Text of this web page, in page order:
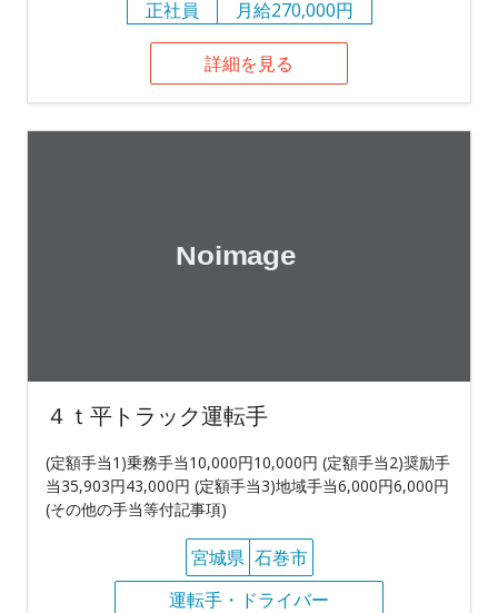
正社員 月給270,000円
詳細を見る
４ｔ平トラック運転手
(定額手当1)乗務手当10,000円10,000円 (定額手当2)奨励手
当35,903円43,000円 (定額手当3)地域手当6,000円6,000円
(その他の手当等付記事項)
宮城県 石巻市
運転手・ドライバー